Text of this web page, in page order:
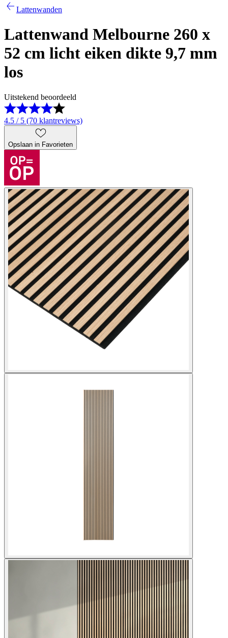
Lattenwanden
Lattenwand Melbourne 260 x
52 cm licht eiken dikte 9,7 mm
los
Uitstekend beoordeeld
4.5 / 5 (70 klantreviews)
Opslaan in Favorieten